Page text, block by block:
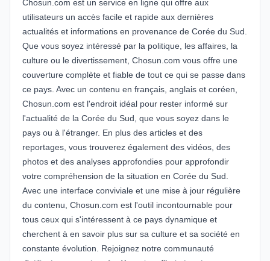
Chosun.com est un service en ligne qui offre aux
utilisateurs un accès facile et rapide aux dernières
actualités et informations en provenance de Corée du Sud.
Que vous soyez intéressé par la politique, les affaires, la
culture ou le divertissement, Chosun.com vous offre une
couverture complète et fiable de tout ce qui se passe dans
ce pays. Avec un contenu en français, anglais et coréen,
Chosun.com est l'endroit idéal pour rester informé sur
l'actualité de la Corée du Sud, que vous soyez dans le
pays ou à l'étranger. En plus des articles et des
reportages, vous trouverez également des vidéos, des
photos et des analyses approfondies pour approfondir
votre compréhension de la situation en Corée du Sud.
Avec une interface conviviale et une mise à jour régulière
du contenu, Chosun.com est l'outil incontournable pour
tous ceux qui s'intéressent à ce pays dynamique et
cherchent à en savoir plus sur sa culture et sa société en
constante évolution. Rejoignez notre communauté